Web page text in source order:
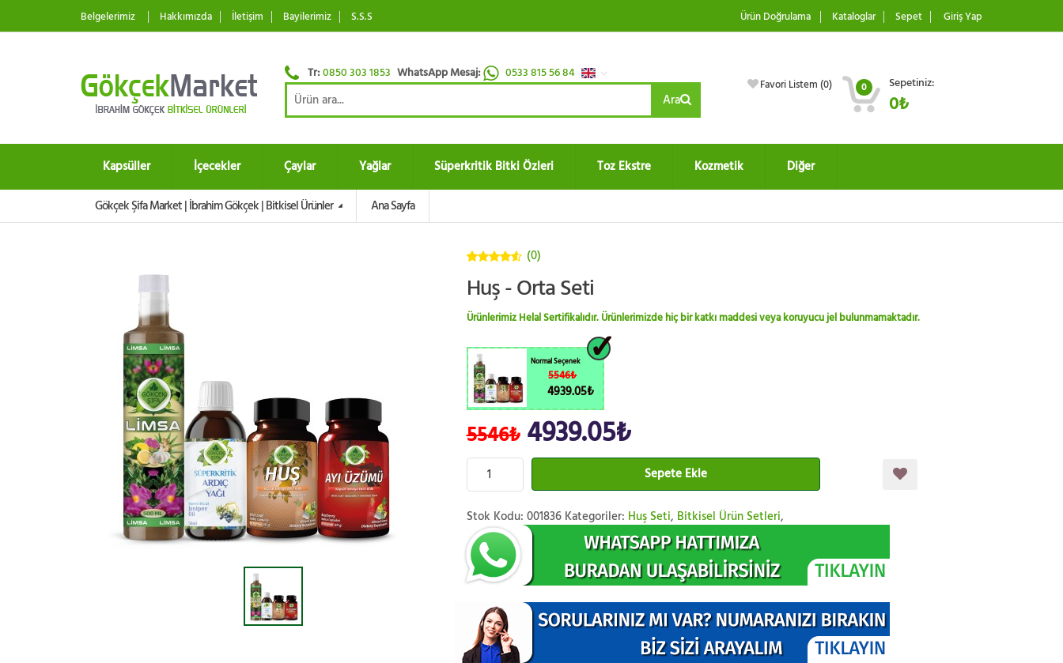
Belgelerimiz Hakkımızda İletişim Bayilerimiz S.S.S Ürün Doğrulama Kataloglar Sepet Giriş Yap
Tr:0850 303 1853 WhatsApp Mesaj: 0533 815 56 84
Ara
Favori Listem (0) 0 Sepetiniz:
0₺
Kapsüller İçecekler Çaylar Yağlar Süperkritik Bitki Özleri Toz Ekstre Kozmetik Diğer
Gökçek Şifa Market | İbrahim Gökçek | Bitkisel Ürünler Ana Sayfa
üzerinden
(0)
Huş - Orta Seti
Ürünlerimiz Helal Sertifikalıdır. Ürünlerimizde hiç bir katkı maddesi veya koruyucu jel bulunmamaktadır.
Normal Seçenek
5546₺
4939.05₺
5546₺4939.05₺
Sepete Ekle
Stok Kodu: 001836 Kategoriler: Huş Seti, Bitkisel Ürün Setleri,